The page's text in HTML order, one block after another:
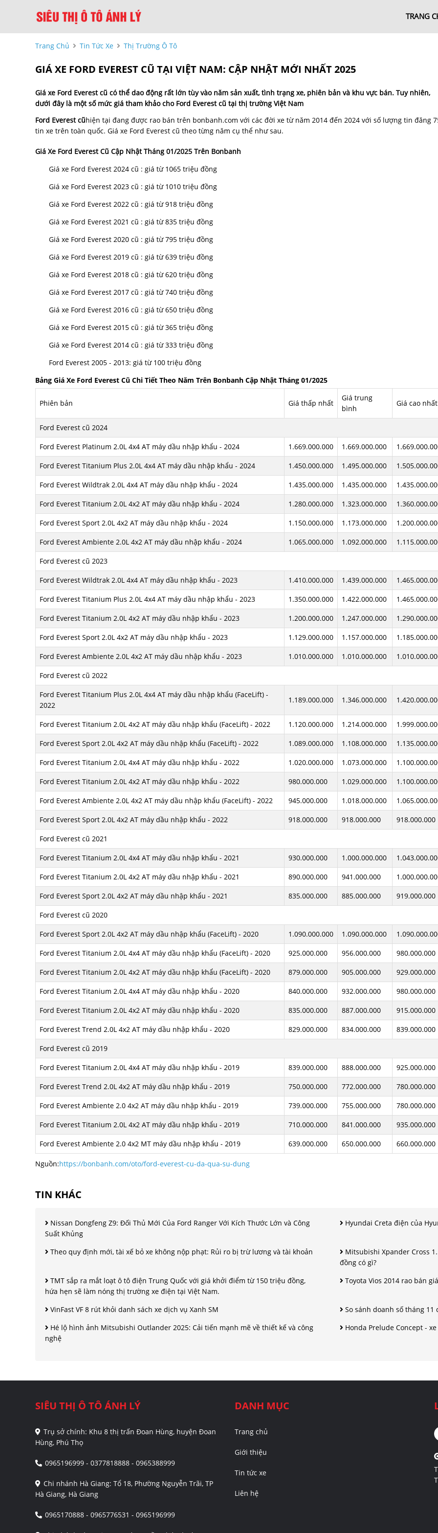
TRANG
Trang Chủ Tin Tức Xe Thị Trường Ô Tô
GIÁ XE FORD EVEREST CŨ TẠI VIỆT NAM: CẬP NHẬT MỚI NHẤT 2025
Giá xe Ford Everest cũ có thể dao động rất lớn tùy vào năm sản xuất, tình trạng xe, phiên bản và khu vực bán. Tuy nhiên,
dưới đây là một số mức giá tham khảo cho Ford Everest cũ tại thị trường Việt Nam
Ford Everest cũhiện tại đang được rao bán trên bonbanh.com với các đời xe từ năm 2014 đến 2024 với số lượng tin đăng
tin xe trên toàn quốc. Giá xe Ford Everest cũ theo từng năm cụ thể như sau.
Giá Xe Ford Everest Cũ Cập Nhật Tháng 01/2025 Trên Bonbanh
Giá xe Ford Everest 2024 cũ : giá từ 1065 triệu đồng
Giá xe Ford Everest 2023 cũ : giá từ 1010 triệu đồng
Giá xe Ford Everest 2022 cũ : giá từ 918 triệu đồng
Giá xe Ford Everest 2021 cũ : giá từ 835 triệu đồng
Giá xe Ford Everest 2020 cũ : giá từ 795 triệu đồng
Giá xe Ford Everest 2019 cũ : giá từ 639 triệu đồng
Giá xe Ford Everest 2018 cũ : giá từ 620 triệu đồng
Giá xe Ford Everest 2017 cũ : giá từ 740 triệu đồng
Giá xe Ford Everest 2016 cũ : giá từ 650 triệu đồng
Giá xe Ford Everest 2015 cũ : giá từ 365 triệu đồng
Giá xe Ford Everest 2014 cũ : giá từ 333 triệu đồng
Ford Everest 2005 - 2013: giá từ 100 triệu đồng
Bảng Giá Xe Ford Everest Cũ Chi Tiết Theo Năm Trên Bonbanh Cập Nhật Tháng 01/2025
Phiên bản Giá thấp nhất
Giá trung
bình
Giá cao nhất
Ford Everest cũ 2024
Ford Everest Platinum 2.0L 4x4 AT máy dầu nhập khẩu - 2024 1.669.000.000 1.669.000.000
Ford Everest Titanium Plus 2.0L 4x4 AT máy dầu nhập khẩu - 2024 1.450.000.000 1.495.000.000
Ford Everest Wildtrak 2.0L 4x4 AT máy dầu nhập khẩu - 2024 1.435.000.000 1.435.000.000
Ford Everest Titanium 2.0L 4x2 AT máy dầu nhập khẩu - 2024 1.280.000.000 1.323.000.000
Ford Everest Sport 2.0L 4x2 AT máy dầu nhập khẩu - 2024 1.150.000.000 1.173.000.000
Ford Everest Ambiente 2.0L 4x2 AT máy dầu nhập khẩu - 2024 1.065.000.000 1.092.000.000
Ford Everest cũ 2023
Ford Everest Wildtrak 2.0L 4x4 AT máy dầu nhập khẩu - 2023 1.410.000.000 1.439.000.000
Ford Everest Titanium Plus 2.0L 4x4 AT máy dầu nhập khẩu - 2023 1.350.000.000 1.422.000.000
Ford Everest Titanium 2.0L 4x2 AT máy dầu nhập khẩu - 2023 1.200.000.000 1.247.000.000
Ford Everest Sport 2.0L 4x2 AT máy dầu nhập khẩu - 2023 1.129.000.000 1.157.000.000
Ford Everest Ambiente 2.0L 4x2 AT máy dầu nhập khẩu - 2023 1.010.000.000 1.010.000.000
Ford Everest cũ 2022
Ford Everest Titanium Plus 2.0L 4x4 AT máy dầu nhập khẩu (FaceLift) -
2022
1.189.000.000 1.346.000.000
Ford Everest Titanium 2.0L 4x2 AT máy dầu nhập khẩu (FaceLift) - 2022 1.120.000.000 1.214.000.000
Ford Everest Sport 2.0L 4x2 AT máy dầu nhập khẩu (FaceLift) - 2022 1.089.000.000 1.108.000.000
Ford Everest Titanium 2.0L 4x4 AT máy dầu nhập khẩu - 2022 1.020.000.000 1.073.000.000
Ford Everest Titanium 2.0L 4x2 AT máy dầu nhập khẩu - 2022 980.000.000 1.029.000.000
Ford Everest Ambiente 2.0L 4x2 AT máy dầu nhập khẩu (FaceLift) - 2022 945.000.000 1.018.000.000
Ford Everest Sport 2.0L 4x2 AT máy dầu nhập khẩu - 2022 918.000.000 918.000.000 918.000.000
Ford Everest cũ 2021
Ford Everest Titanium 2.0L 4x4 AT máy dầu nhập khẩu - 2021 930.000.000 1.000.000.000
Ford Everest Titanium 2.0L 4x2 AT máy dầu nhập khẩu - 2021 890.000.000 941.000.000
Ford Everest Sport 2.0L 4x2 AT máy dầu nhập khẩu - 2021 835.000.000 885.000.000 919.000.000
Ford Everest cũ 2020
Ford Everest Sport 2.0L 4x2 AT máy dầu nhập khẩu (FaceLift) - 2020 1.090.000.000 1.090.000.000
Ford Everest Titanium 2.0L 4x4 AT máy dầu nhập khẩu (FaceLift) - 2020 925.000.000 956.000.000 980.000.000
Ford Everest Titanium 2.0L 4x2 AT máy dầu nhập khẩu (FaceLift) - 2020 879.000.000 905.000.000 929.000.000
Ford Everest Titanium 2.0L 4x4 AT máy dầu nhập khẩu - 2020 840.000.000 932.000.000 980.000.000
Ford Everest Titanium 2.0L 4x2 AT máy dầu nhập khẩu - 2020 835.000.000 887.000.000 915.000.000
Ford Everest Trend 2.0L 4x2 AT máy dầu nhập khẩu - 2020 829.000.000 834.000.000 839.000.000
Ford Everest cũ 2019
Ford Everest Titanium 2.0L 4x4 AT máy dầu nhập khẩu - 2019 839.000.000 888.000.000 925.000.000
Ford Everest Trend 2.0L 4x2 AT máy dầu nhập khẩu - 2019 750.000.000 772.000.000 780.000.000
Ford Everest Ambiente 2.0 4x2 AT máy dầu nhập khẩu - 2019 739.000.000 755.000.000 780.000.000
Ford Everest Titanium 2.0L 4x2 AT máy dầu nhập khẩu - 2019 710.000.000 841.000.000 935.000.000
Ford Everest Ambiente 2.0 4x2 MT máy dầu nhập khẩu - 2019 639.000.000 650.000.000 660.000.000
Nguồn:https://bonbanh.com/oto/ford-everest-cu-da-qua-su-dung
TIN KHÁC
Nissan Dongfeng Z9: Đối Thủ Mới Của Ford Ranger Với Kích Thước Lớn và Công
Suất Khủng
Hyundai Creta điện của
Theo quy định mới, tài xế bỏ xe không nộp phạt: Rủi ro bị trừ lương và tài khoản
Mitsubishi Xpander Cross
đồng có gì?
TMT sắp ra mắt loạt ô tô điện Trung Quốc với giá khởi điểm từ 150 triệu đồng,
hứa hẹn sẽ làm nóng thị trường xe điện tại Việt Nam.
Toyota Vios 2014 rao bán
VinFast VF 8 rút khỏi danh sách xe dịch vụ Xanh SM
So sánh doanh số tháng 11
Hé lộ hình ảnh Mitsubishi Outlander 2025: Cải tiến mạnh mẽ về thiết kế và công
nghệ
Honda Prelude Concept -
SIÊU THỊ Ô TÔ ÁNH LÝ
Trụ sở chính: Khu 8 thị trấn Đoan Hùng, huyện Đoan
Hùng, Phú Thọ
0965196999 - 0377818888 - 0965388999
Chi nhánh Hà Giang: Tổ 18, Phường Nguyễn Trãi, TP
Hà Giang, Hà Giang
0965170888 - 0965776531 - 0965196999
DANH MỤC
Trang chủ
Giới thiệu
Tin tức xe
Liên hệ